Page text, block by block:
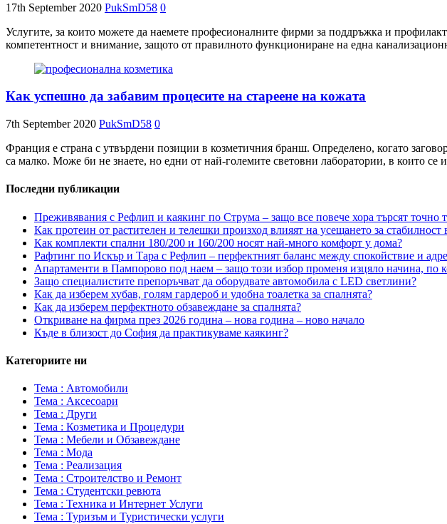
17th September 2020 PukSmD58 0
Услугите, за които можете да наемете професионалните фирми за поддръжка и
компетентност и внимание, защото от правилното функциониране на една
Как успешно да забавим процесите на стареене на кожата
7th September 2020 PukSmD58 0
Франция е страна с утвърдени позиции в козметичния бранш. Определено, когато
са малко. Може би не знаете, но едни от най-големите световни лаборатории, в които се
Последни публикации
Преживявания с Рефлип и каякинг по Струма – защо все повече хора търсят точно
Как протеин от растителен и телешки произход влияят на усещането за стабилност
Как комплекти спални 180/200 и 160/200 носят най-много комфорт у дома?
Рафтинг по Искър и Тара с Рефлип – перфектният баланс между спокойствие и
Апартаменти в Пампорово под наем – защо този избор променя изцяло начина, по
Защо специалистите препоръчват да оборудвате автомобила с LED светлини?
Как да изберем хубав, голям гардероб и удобна тоалетка за спалнята?
Как да изберем перфектното обзавеждане за спалнята?
Откриване на фирма през 2026 година – нова година – ново начало
Къде в близост до София да практикуваме каякинг?
Категориите ни
Тема : Автомобили
Тема : Аксесоари
Тема : Други
Тема : Козметика и Процедури
Тема : Мебели и Обзавеждане
Тема : Мода
Тема : Реализация
Тема : Строителство и Ремонт
Тема : Студентски ревюта
Тема : Техника и Интернет Услуги
Тема : Туризъм и Туристически услуги